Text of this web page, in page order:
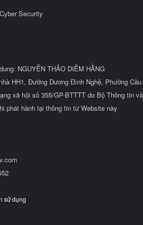
Security
NGUYỄN THẢO DIỄM HẰNG
HH1, Đường Dương Đình Nghệ, Phường
xã hội số 355/GP-BTTTT do Bộ Thông tin
phát hành lại thông tin từ Website này
sử dụng